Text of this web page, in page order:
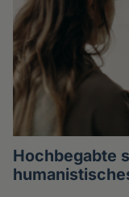
Hochbegabte